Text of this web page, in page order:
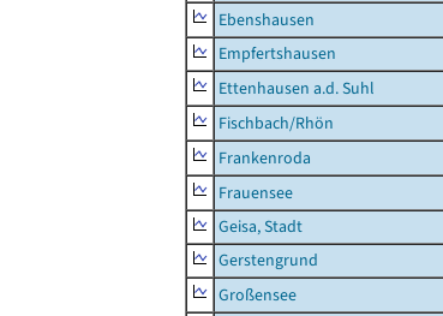
Ebenshausen
Empfertshausen
Ettenhausen a.d. Suhl
Fischbach/Rhön
Frankenroda
Frauensee
Geisa, Stadt
Gerstengrund
Großensee